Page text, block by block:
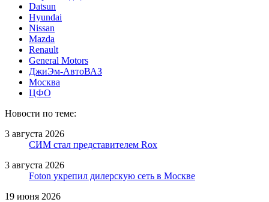
Datsun
Hyundai
Nissan
Mazda
Renault
General Motors
ДжиЭм-АвтоВАЗ
Москва
ЦФО
Новости по теме:
3 августа 2026
СИМ стал представителем Rox
3 августа 2026
Foton укрепил дилерскую сеть в Москве
19 июня 2026